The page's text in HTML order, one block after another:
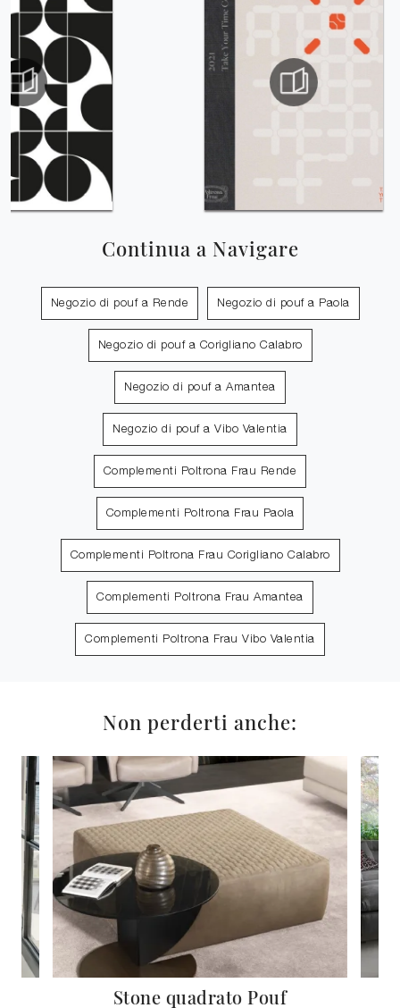
Continua a Navigare
Negozio di pouf a Rende Negozio di pouf a Paola
Negozio di pouf a Corigliano Calabro
Negozio di pouf a Amantea
Negozio di pouf a Vibo Valentia
Complementi Poltrona Frau Rende
Complementi Poltrona Frau Paola
Complementi Poltrona Frau Corigliano Calabro
Complementi Poltrona Frau Amantea
Complementi Poltrona Frau Vibo Valentia
Non perderti anche:
Stone quadrato Pouf